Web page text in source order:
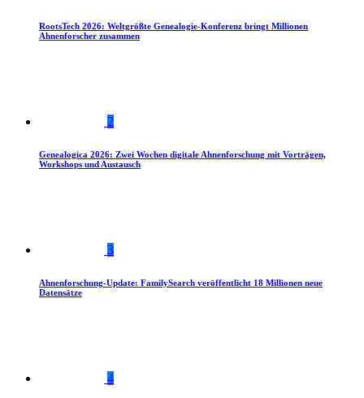
RootsTech 2026: Weltgrößte Genealogie-Konferenz bringt Millionen
Ahnenforscher zusammen
2
Genealogica 2026: Zwei Wochen digitale Ahnenforschung mit Vorträgen,
Workshops und Austausch
3
Ahnenforschung-Update: FamilySearch veröffentlicht 18 Millionen neue
Datensätze
4